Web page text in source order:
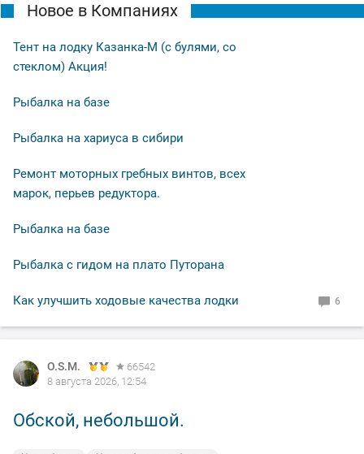
Новое в Компаниях
Тент на лодку Казанка-М (с булями, со
стеклом) Акция!
Рыбалка на базе
Рыбалка на хариуса в сибири
Ремонт моторных гребных винтов, всех
марок, перьев редуктора.
Рыбалка на базе
Рыбалка с гидом на плато Путорана
Как улучшить ходовые качества лодки 6
O.S.M.
66542
8 августа 2026, 12:54
Обской, небольшой.
O.S.M.
66542
8 августа 2026, 12:50
На закате дня.
O.S.M.
66542
7 августа 2026, 12:05
"Малек" сороковой в работе.
O.S.M.
66542
7 августа 2026, 11:14
Вечерело.